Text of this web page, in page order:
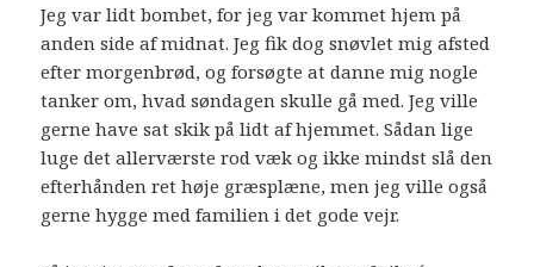
Jeg var lidt bombet, for jeg var kommet hjem på
anden side af midnat. Jeg fik dog snøvlet mig afsted
efter morgenbrød, og forsøgte at danne mig nogle
tanker om, hvad søndagen skulle gå med. Jeg ville
gerne have sat skik på lidt af hjemmet. Sådan lige
luge det allerværste rod væk og ikke mindst slå den
efterhånden ret høje græsplæne, men jeg ville også
gerne hygge med familien i det gode vejr.